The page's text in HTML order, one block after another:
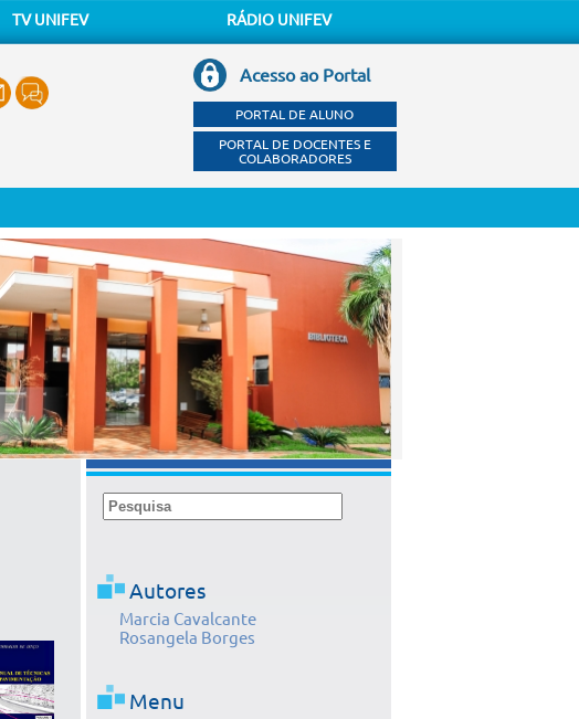
TV UNIFEV RÁDIO UNIFEV
Acesso ao Portal
PORTAL DE ALUNO
PORTAL DE DOCENTES E
COLABORADORES
Autores
Marcia Cavalcante
Rosangela Borges
Menu